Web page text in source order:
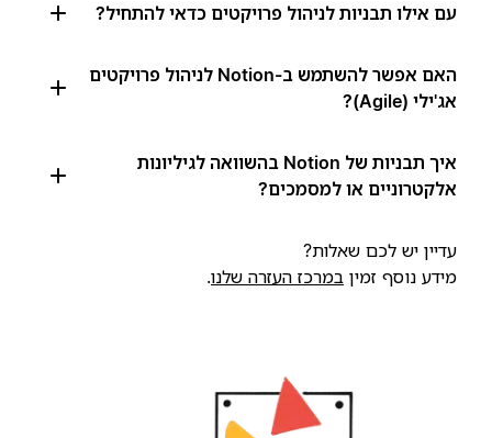
עם אילו תבניות לניהול פרויקטים כדאי להתחיל?
האם אפשר להשתמש ב-Notion לניהול פרויקטים
אג'ילי (Agile)?
איך תבניות של Notion בהשוואה לגיליונות
אלקטרוניים או למסמכים?
עדיין יש לכם שאלות?
מידע נוסף זמין במרכז העזרה שלנו.